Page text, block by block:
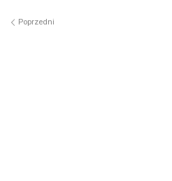
Nawigacja po obrazach
Poprzedni